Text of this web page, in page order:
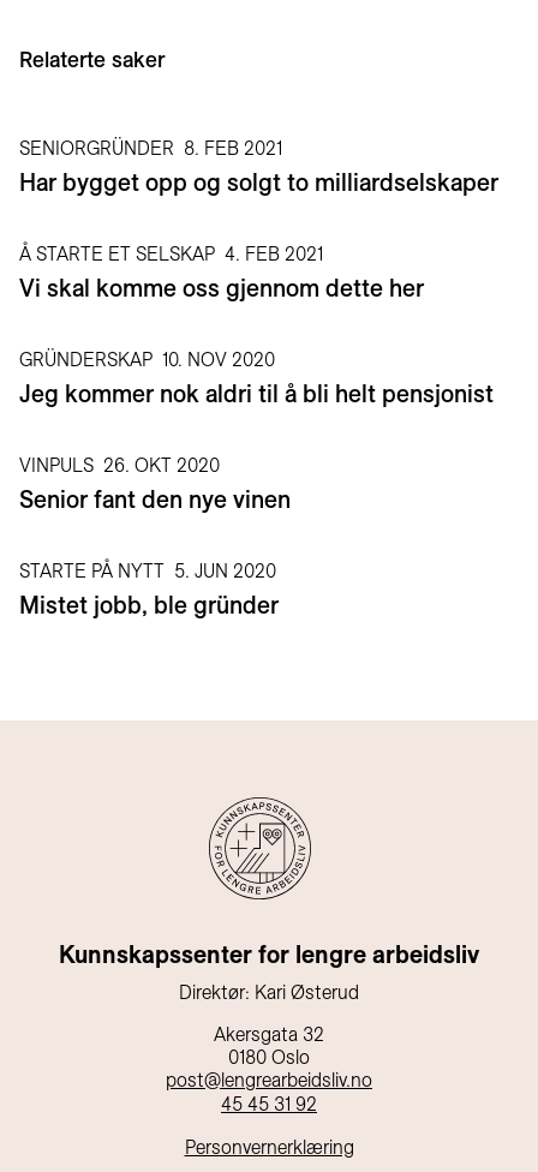
Relaterte saker
SENIORGRÜNDER 8. FEB 2021
Har bygget opp og solgt to milliardselskaper
Å STARTE ET SELSKAP 4. FEB 2021
Vi skal komme oss gjennom dette her
GRÜNDERSKAP 10. NOV 2020
Jeg kommer nok aldri til å bli helt pensjonist
VINPULS 26. OKT 2020
Senior fant den nye vinen
STARTE PÅ NYTT 5. JUN 2020
Mistet jobb, ble gründer
Kunnskapssenter for lengre arbeidsliv
Direktør: Kari Østerud
Akersgata 32
0180 Oslo
post@lengrearbeidsliv.no
45 45 31 92
Personvernerklæring